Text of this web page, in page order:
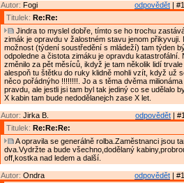
odpovědět |
Autor: Fogi
Titulek: Re:Re:
Jindra to myslel dobře, tímto se ho trochu
zimák je opravdu v žalostném stavu jenom přikyvuji.
možnost (týdení soustředění s mládeží) tam týden
odpoledne a čistota zimáku je opravdu katastrofální.
změnilo za pět měsíců, ikdyž je tam několik lidí
alespoň tu štětku do ruky klidně mohli vzít, když už
něco pořádnýho !!!!!!!!. Jo a s těma dvěma
pravdu, ale jestli jsi tam byl tak jediný co se udělalo
X kabin tam bude nedodělanejch zase X let.
odpovědět |
Autor: Jirka B.
Titulek: Re:Re:Re:
A opravila se generálně rolba.Zaměstnanci jsou
dva.Vydržte a bude všechno,dodělaný
off,kostka nad ledem a další.
odpovědět |
Autor: Ondra